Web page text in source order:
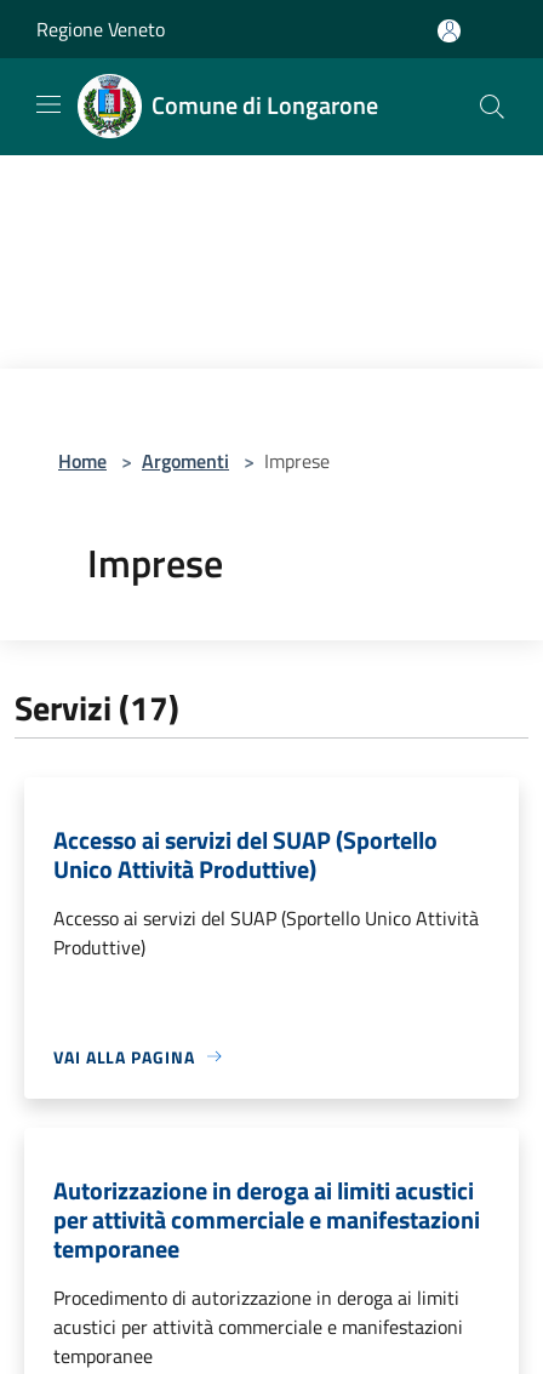
Regione Veneto
Comune di Longarone
Home > Argomenti > Imprese
Imprese
Servizi (17)
Accesso ai servizi del SUAP (Sportello
Unico Attività Produttive)
Accesso ai servizi del SUAP (Sportello Unico Attività
Produttive)
VAI ALLA PAGINA
Autorizzazione in deroga ai limiti acustici
per attività commerciale e manifestazioni
temporanee
Procedimento di autorizzazione in deroga ai limiti
acustici per attività commerciale e manifestazioni
temporanee